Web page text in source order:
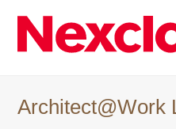
Architect@Work